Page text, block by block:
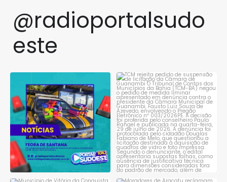
@radioportalsudo
este
de maconha em ônibus
1 0
TCM rejeita pedido de
suspensão de licitação da...
1 0